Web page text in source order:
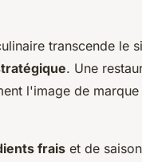
transcende le
. Une
l'image de
frais et de